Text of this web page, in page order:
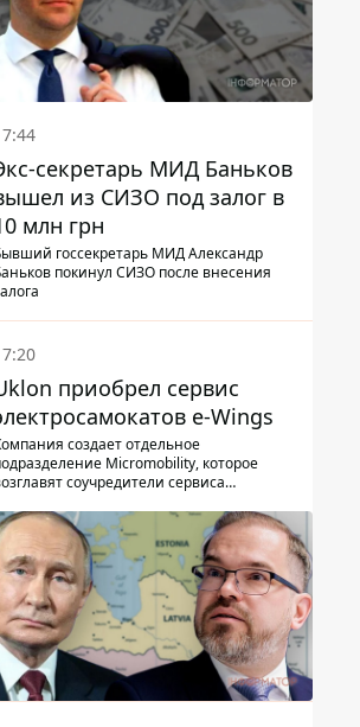
секретарь МИД Баньков
из СИЗО под залог в
млн грн
госсекретарь МИД Александр
покинул СИЗО после внесения
приобрел сервис
e-Wings
создает отдельное
Micromobility, которое
соучредители сервиса